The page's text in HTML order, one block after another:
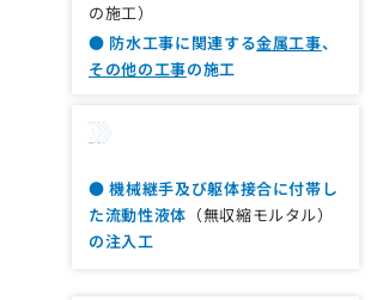
の施工）
● 防水工事に関連する金属工事、
その他の工事の施工
● 機械継手及び躯体接合に付帯し
た流動性液体 （無収縮モルタル）
の注入工